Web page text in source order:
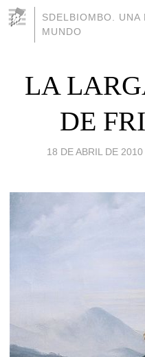
SDELBIOMBO. UNA
MUNDO
LA
DE
18 DE ABRIL DE